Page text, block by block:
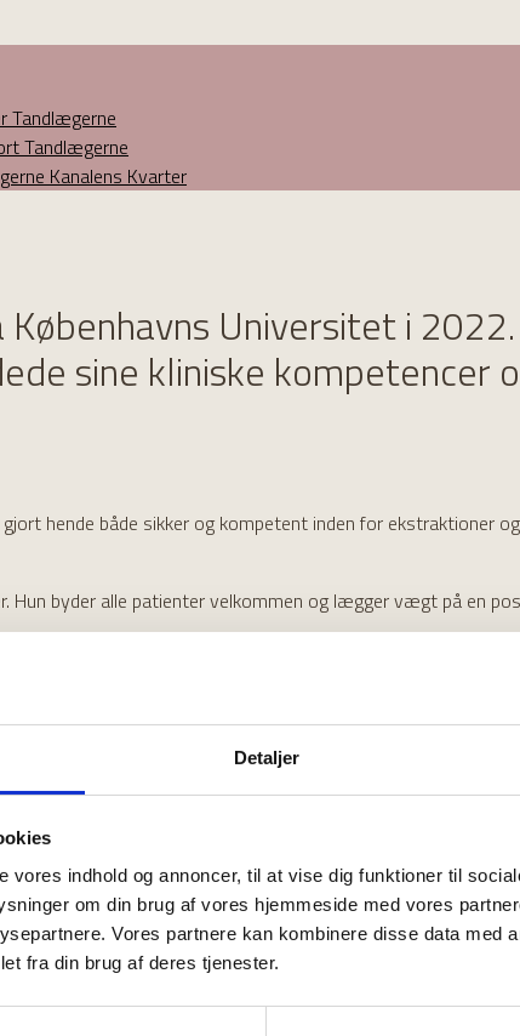
Detaljer
vores indhold og annoncer, til at vise dig funktioner til
om din brug af vores hjemmeside med vores
Vores partnere kan kombinere disse data med
fra din brug af deres tjenester.
Tandlægerne
Tandlægerne
Kanalens Kvarter
Universitet i
sine kliniske
hende både sikker og kompetent inden for ekstraktioner
byder alle patienter velkommen og lægger vægt på en
en stærk tilknytning til stedet, og hun er glad for i dag at